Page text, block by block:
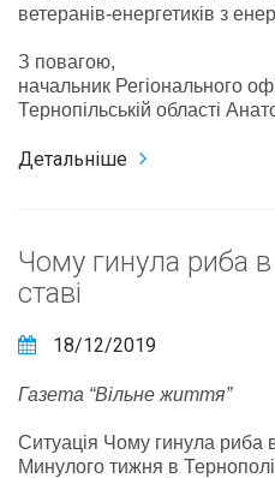
ветеранів-енергетиків з
З повагою,
начальник Регіонального
Тернопільській області
Детальніше
Чому гинула риба
ставі
18/12/2019
Газета “Вільне життя”
Ситуація Чому гинула риба
Минулого тижня в